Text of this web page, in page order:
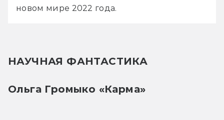
новом мире 2022 года.
НАУЧНАЯ ФАНТАСТИКА
Ольга Громыко «Карма»